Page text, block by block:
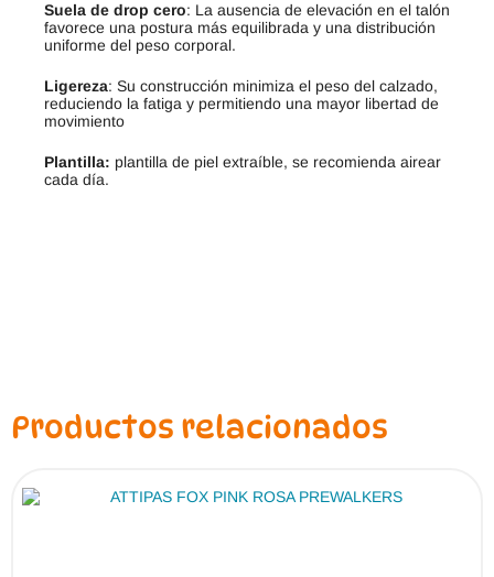
Suela de drop cero: La ausencia de elevación en el talón
favorece una postura más equilibrada y una distribución
uniforme del peso corporal.
Ligereza: Su construcción minimiza el peso del calzado,
reduciendo la fatiga y permitiendo una mayor libertad de
movimiento
Plantilla: plantilla de piel extraíble, se recomienda airear
cada día.
Productos relacionados